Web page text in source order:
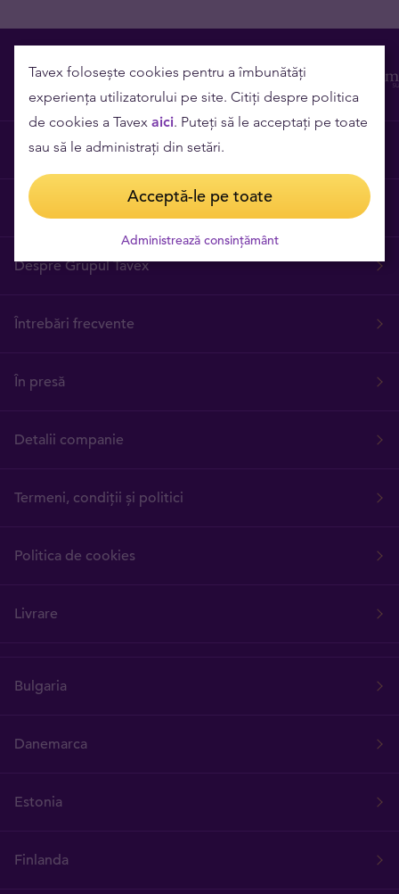
Contact
Cariere
Despre Grupul Tavex
Întrebări frecvente
În presă
Detalii companie
Termeni, condiții și politici
Politica de cookies
Livrare
Bulgaria
Danemarca
Estonia
Finlanda
Tavex folosește cookies pentru a îmbunătăți
experiența utilizatorului pe site. Citiți despre politica
de cookies a Tavex aici. Puteți să le acceptați pe toate
sau să le administrați din setări.
Acceptă-le pe toate
Administrează consințământ